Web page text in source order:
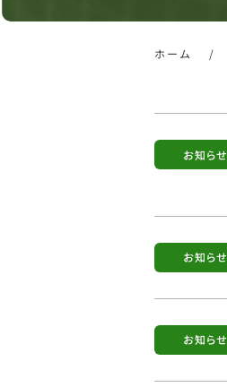
ホーム /
お知らせ
お知らせ
お知らせ